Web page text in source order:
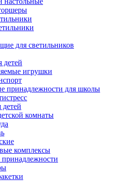
для светильников
детей
игрушки
принадлежности для школы
детей
комнаты
комплексы